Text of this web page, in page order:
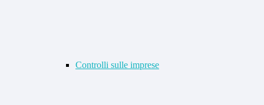
Controlli sulle imprese